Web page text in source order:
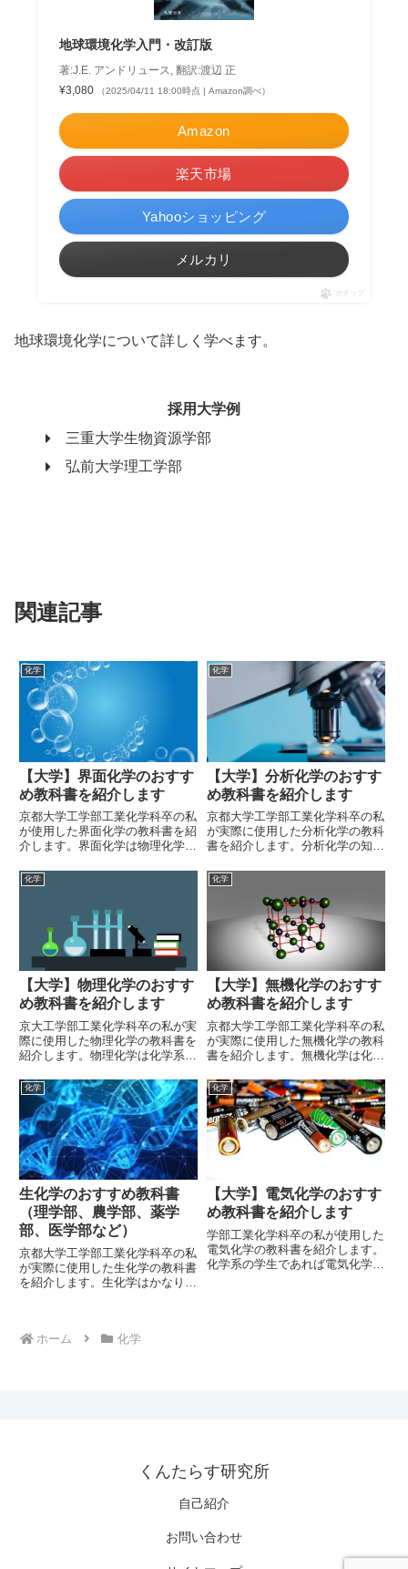
地球環境化学入門・改訂版
著:J.E. アンドリュース, 翻訳:渡辺 正
¥3,080
（2025/04/11 18:00時点 | Amazon調べ）
Amazon
楽天市場
Yahooショッピング
メルカリ
ポチップ
地球環境化学について詳しく学べます。
採用大学例
三重大学生物資源学部
弘前大学理工学部
関連記事
化学
【大学】界面化学のおすす
め教科書を紹介します
京都大学工学部工業化学科卒の私
が使用した界面化学の教科書を紹
介します。界面化学は物理化学の
ので、化学系であれば全ての学生
が学ぶべきです。
化学
【大学】分析化学のおすす
め教科書を紹介します
京都大学工学部工業化学科卒の私
が実際に使用した分析化学の教科
書を紹介します。分析化学の知識
自然科学を学ぶ上で基礎となりま
す。社会に出てからも必ず役に立
つ知識なので、しっかりと学びま
しょう。
化学
【大学】物理化学のおすす
め教科書を紹介します
京大工学部工業化学科卒の私が実
際に使用した物理化学の教科書を
紹介します。物理化学は化学系の
すが、化学の基礎を成す重要な科
目です。きちんと学ぶために、教
科書選びは重要です。
化学
【大学】無機化学のおすす
め教科書を紹介します
京都大学工学部工業化学科卒の私
が実際に使用した無機化学の教科
書を紹介します。無機化学は化学
科目です。大学院入試にも出題さ
れるのでしっかりと学習しましょ
う。因みに私は無機化学を専門に
していました。
化学
生化学のおすすめ教科書
（理学部、農学部、薬学
部、医学部など）
京都大学工学部工業化学科卒の私
が実際に使用した生化学の教科書
を紹介します。生化学はかなり分
広くて浅い知識を持っておくこと
化学
【大学】電気化学のおすす
め教科書を紹介します
学部工業化学科卒の私が使用した
電気化学の教科書を紹介します。
化学系の学生であれば電気化学を
ホーム 化学
くんたらす研究所
自己紹介
お問い合わせ